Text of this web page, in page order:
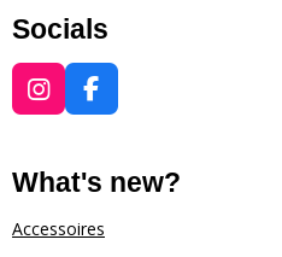
Socials
I
n
t
a
g
F
a
e
b
o
What's new?
Accessoires